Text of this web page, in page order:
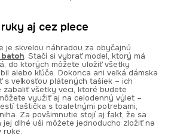
aj cez plece
je skvelou náhradou za obyčajnú
. Stačí si vybrať model, ktorý má
do ktorých môžete uložiť všetky
alebo kľúče. Dokonca ani veľká dámska
s veľkosťou plátených tašiek – ich
zabaliť všetky veci, ktoré budete
využiť aj na celodenný výlet –
taštička s toaletnými potrebami,
Za povšimnutie stojí aj fakt, že sa
jej dlhé uši môžete jednoducho zložiť na
ruke.